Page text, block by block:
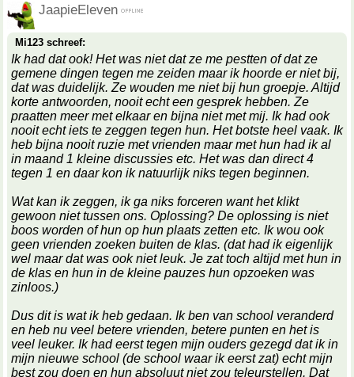
JaapieEleven
Mi123 schreef:
Ik had dat ook! Het was niet dat ze me pestten of dat ze
gemene dingen tegen me zeiden maar ik hoorde er niet bij,
dat was duidelijk. Ze wouden me niet bij hun groepje. Altijd
korte antwoorden, nooit echt een gesprek hebben. Ze
praatten meer met elkaar en bijna niet met mij. Ik had ook
nooit echt iets te zeggen tegen hun. Het botste heel vaak. Ik
heb bijna nooit ruzie met vrienden maar met hun had ik al
in maand 1 kleine discussies etc. Het was dan direct 4
tegen 1 en daar kon ik natuurlijk niks tegen beginnen.
Wat kan ik zeggen, ik ga niks forceren want het klikt
gewoon niet tussen ons. Oplossing? De oplossing is niet
boos worden of hun op hun plaats zetten etc. Ik wou ook
geen vrienden zoeken buiten de klas. (dat had ik eigenlijk
wel maar dat was ook niet leuk. Je zat toch altijd met hun in
de klas en hun in de kleine pauzes hun opzoeken was
zinloos.)
Dus dit is wat ik heb gedaan. Ik ben van school veranderd
en heb nu veel betere vrienden, betere punten en het is
veel leuker. Ik had eerst tegen mijn ouders gezegd dat ik in
mijn nieuwe school (de school waar ik eerst zat) echt mijn
best zou doen en hun absoluut niet zou teleurstellen. Dat